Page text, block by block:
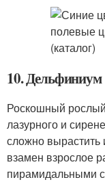
10. Дельфиниум
Роскошный
лазурного и
сложно вырастить
взамен взрослое
пирамидальными